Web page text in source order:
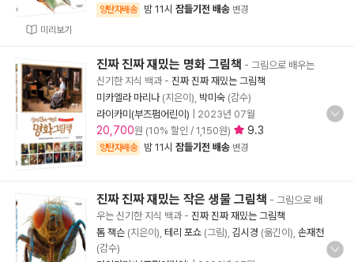
미리보기
양탄자배송 밤 11시 잠들기전 배송 변경
진짜 진짜 재밌는 명화 그림책 - 그림으로 배우는
신기한 지식 백과- 진짜 진짜 재밌는 그림책
미카엘라 마리나(지은이), 박미숙 (감수)
라이카미(부즈펌어린이)
2023년 07월
20,700원 (10% 할인 / 1,150원) 9.3
양탄자배송 밤 11시 잠들기전 배송 변경
진짜 진짜 재밌는 작은 생물 그림책 - 그림으로 배
우는 신기한 지식 백과- 진짜 진짜 재밌는 그림책
톰 잭슨 (지은이), 테리 포쇼 (그림), 김시경 (옮긴이), 손재천
(감수)